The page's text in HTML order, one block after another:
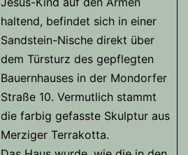
haltend, befindet sich in einer
Sandstein-Nische direkt über
dem Türsturz des gepflegten
Bauernhauses in der Mondorfer
Straße 10. Vermutlich stammt
die farbig gefasste Skulptur aus
Merziger Terrakotta.